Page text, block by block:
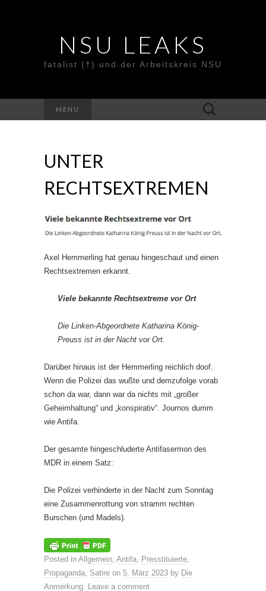
NSU LEAKS
fatalist (†) und der Arbeitskreis NSU
MENU
Suche
nach:
UNTER
RECHTSEXTREMEN
Axel Hemmerling hat genau hingeschaut und einen
Rechtsextremen erkannt.
Viele bekannte Rechtsextreme vor Ort
Die Linken-Abgeordnete Katharina König-
Preuss ist in der Nacht vor Ort.
Darüber hinaus ist der Hemmerling reichlich doof.
Wenn die Polizei das wußte und demzufolge vorab
schon da war, dann war da nichts mit „großer
Geheimhaltung“ und „konspirativ“. Journos dumm
wie Antifa.
Der gesamte hingeschluderte Antifasermon des
MDR in einem Satz:
Die Polizei verhinderte in der Nacht zum Sonntag
eine Zusammenrottung von stramm rechten
Burschen (und Madels).
Posted in Allgemein, Antifa, Presstituierte,
Propaganda, Satire on 5. März 2023 by Die
Anmerkung. Leave a comment